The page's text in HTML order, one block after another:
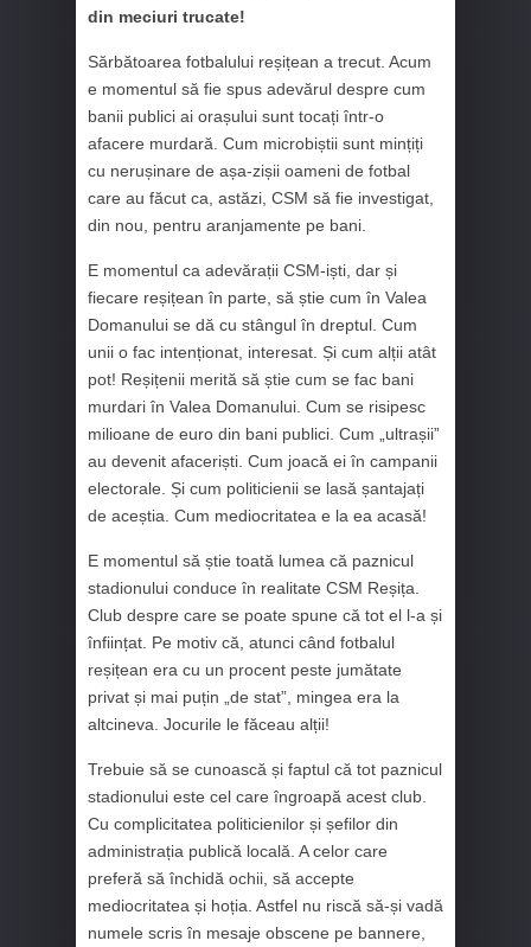
din meciuri trucate!
Sărbătoarea fotbalului reșițean a trecut. Acum
e momentul să fie spus adevărul despre cum
banii publici ai orașului sunt tocați într-o
afacere murdară. Cum microbiștii sunt mințiți
cu nerușinare de așa-zișii oameni de fotbal
care au făcut ca, astăzi, CSM să fie investigat,
din nou, pentru aranjamente pe bani.
E momentul ca adevărații CSM-iști, dar și
fiecare reșițean în parte, să știe cum în Valea
Domanului se dă cu stângul în dreptul. Cum
unii o fac intenționat, interesat. Și cum alții atât
pot! Reșițenii merită să știe cum se fac bani
murdari în Valea Domanului. Cum se risipesc
milioane de euro din bani publici. Cum „ultrașii”
au devenit afaceriști. Cum joacă ei în campanii
electorale. Și cum politicienii se lasă șantajați
de aceștia. Cum mediocritatea e la ea acasă!
E momentul să știe toată lumea că paznicul
stadionului conduce în realitate CSM Reșița.
Club despre care se poate spune că tot el l-a și
înființat. Pe motiv că, atunci când fotbalul
reșițean era cu un procent peste jumătate
privat și mai puțin „de stat”, mingea era la
altcineva. Jocurile le făceau alții!
Trebuie să se cunoască și faptul că tot paznicul
stadionului este cel care îngroapă acest club.
Cu complicitatea politicienilor și șefilor din
administrația publică locală. A celor care
preferă să închidă ochii, să accepte
mediocritatea și hoția. Astfel nu riscă să-și vadă
numele scris în mesaje obscene pe bannere,